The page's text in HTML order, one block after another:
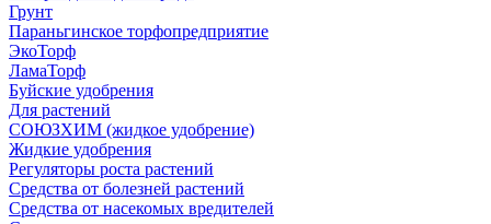
Грунт
Параньгинское торфопредприятие
ЭкоТорф
ЛамаТорф
Буйские удобрения
Для растений
СОЮЗХИМ (жидкое удобрение)
Жидкие удобрения
Регуляторы роста растений
Средства от болезней растений
Средства от насекомых вредителей